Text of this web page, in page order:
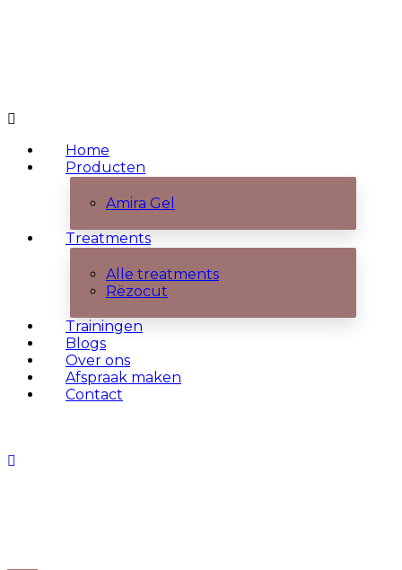
Home
Producten
Amira Gel
Treatments
Alle treatments
Rëzocut
Trainingen
Blogs
Over ons
Afspraak maken
Contact